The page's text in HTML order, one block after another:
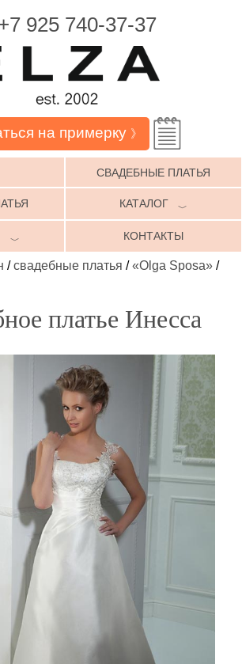
925 740-37-37
на примерку 》
СВАДЕБНЫЕ ПЛАТЬЯ
КАТАЛОГ ﹀
﹀ КОНТАКТЫ
/свадебные платья /«Olga Sposa» /
платье Инесса